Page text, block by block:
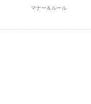
マナー＆ルール